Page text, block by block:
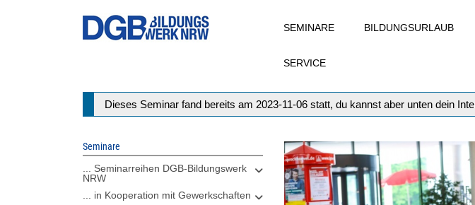
SEMINARE BILDUNGSURLAUB
SERVICE
Statusmeldung
Dieses Seminar fand bereits am 2023-11-06 statt, du kannst aber unten dein
Seminare
... Seminarreihen DGB-Bildungswerk
NRW
... in Kooperation mit Gewerkschaften